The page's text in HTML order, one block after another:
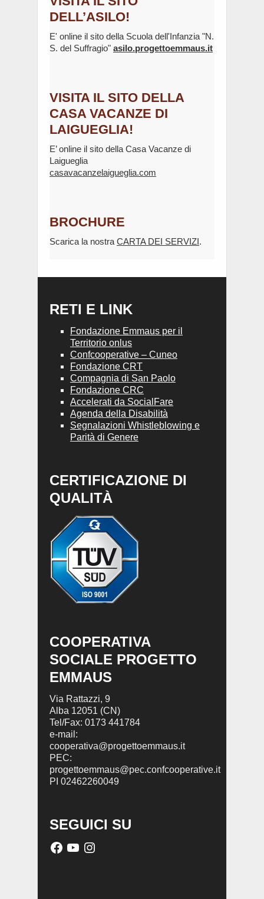
DELL’ASILO!
E' online il sito della Scuola dell'Infanzia "N.
S. del Suffragio" asilo.progettoemmaus.it
VISITA IL SITO DELLA
CASA VACANZE DI
LAIGUEGLIA!
E’ online il sito della Casa Vacanze di
Laigueglia
casavacanzelaigueglia.com
BROCHURE
Scarica la nostra CARTA DEI SERVIZI.
RETI E LINK
Fondazione Emmaus per il
Territorio onlus
Confcooperative – Cuneo
Fondazione CRT
Compagnia di San Paolo
Fondazione CRC
Accelerati da SocialFare
Agenda della Disabilità
Segnalazioni Whistleblowing e
Parità di Genere
CERTIFICAZIONE DI
QUALITÀ
COOPERATIVA
SOCIALE PROGETTO
EMMAUS
Via Rattazzi, 9
Alba 12051 (CN)
Tel/Fax: 0173 441784
e-mail:
cooperativa@progettoemmaus.it
PEC:
progettoemmaus@pec.confcooperative.it
PI 02462260049
SEGUICI SU